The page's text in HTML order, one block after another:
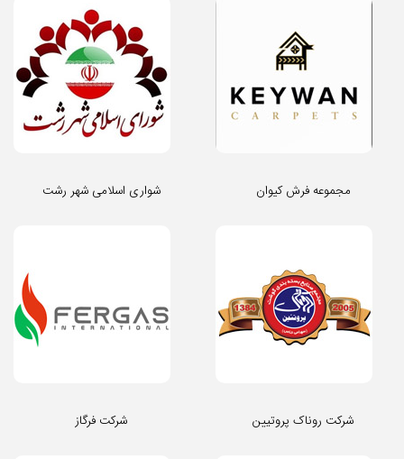
شواری اسلامی شهر رشت مجموعه فرش کیوان
شرکت فرگاز شرکت روناک پروتیین